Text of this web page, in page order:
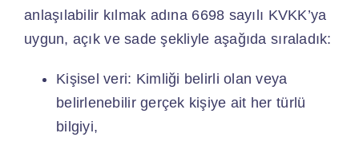
anlaşılabilir kılmak adına 6698 sayılı KVKK’ya
uygun, açık ve sade şekliyle aşağıda sıraladık:
Kişisel veri: Kimliği belirli olan veya
belirlenebilir gerçek kişiye ait her türlü
bilgiyi,